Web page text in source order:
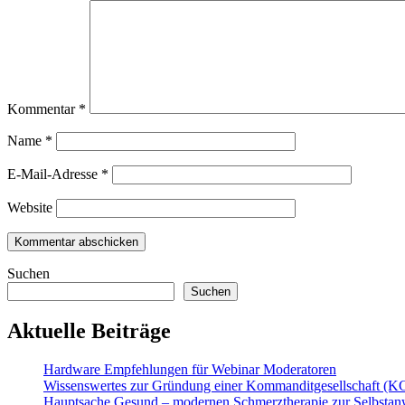
Kommentar *
Name *
E-Mail-Adresse *
Website
Suchen
Suchen
Aktuelle Beiträge
Hardware Empfehlungen für Webinar Moderatoren
Wissenswertes zur Gründung einer Kommanditgesellschaft
Hauptsache Gesund – modernen Schmerztherapie zur